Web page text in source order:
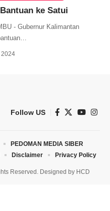
ke Satui
- Gubernur Kalimantan
2024
Follow US
Reserved. Designed by HCD
PEDOMAN MEDIA SIBER
Disclaimer Privacy Policy